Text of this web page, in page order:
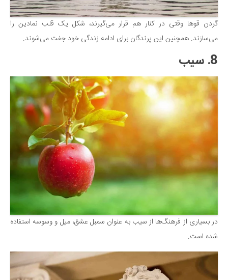
گردن قوها وقتی در کنار هم قرار می‌گیرند، شکل یک قلب نمادین را
می‌سازند. همچنین این پرندگان برای ادامه زندگی خود جفت می‌شوند.
8. سیب
در بسیاری از فرهنگ‌ها از سیب به عنوان سمبل عشق، میل و وسوسه استفاده
شده است.